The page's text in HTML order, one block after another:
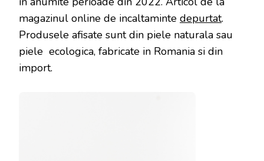
magazinul online de incaltaminte depurtat.
Produsele afisate sunt din piele naturala sau
piele ecologica, fabricate in Romania si din
import.